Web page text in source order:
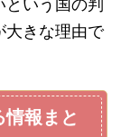
いう国の判
大きな理由で
報まと